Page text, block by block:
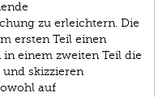
zu erleichtern. Die
ersten Teil einen
einem zweiten Teil die
skizzieren
auf